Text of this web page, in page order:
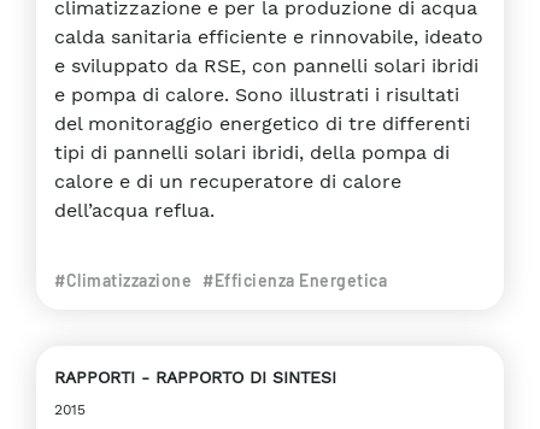
climatizzazione e per la produzione di acqua
calda sanitaria efficiente e rinnovabile, ideato
e sviluppato da RSE, con pannelli solari ibridi
e pompa di calore. Sono illustrati i risultati
del monitoraggio energetico di tre differenti
tipi di pannelli solari ibridi, della pompa di
calore e di un recuperatore di calore
dell’acqua reflua.
#Climatizzazione #Efficienza Energetica
RAPPORTI RAPPORTO DI SINTESI
2015